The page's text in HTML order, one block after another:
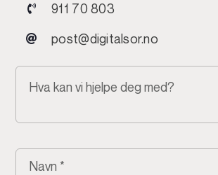
911 70 803
post@digitalsor.no